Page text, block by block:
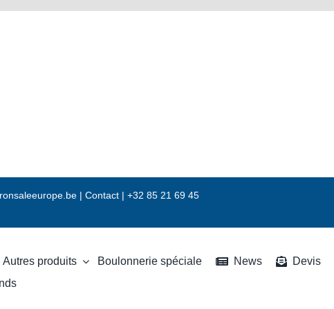
| Contact | +32 85 21 69 45
Autres produits Boulonnerie spéciale News
Devis